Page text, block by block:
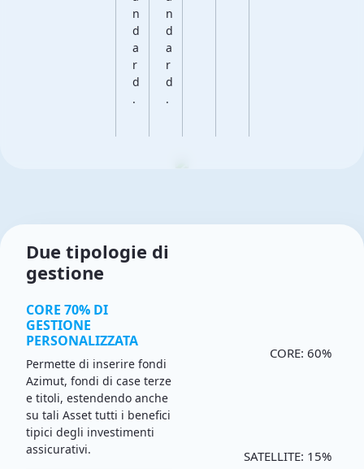
n
d
a
r
d
.
n
d
a
r
d
.
Due tipologie di
gestione
CORE 70% DI
GESTIONE
PERSONALIZZATA
Permette di inserire fondi
Azimut, fondi di case terze
e titoli, estendendo anche
su tali Asset tutti i benefici
tipici degli investimenti
assicurativi.
CORE: 60%
SATELLITE: 15%